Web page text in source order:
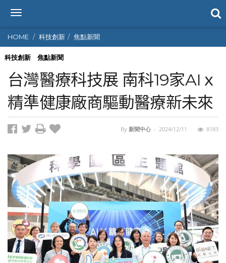
T
g
g
l
n
a
v
i
g
o
n
HOME 科技創新 焦點新聞
科技創新 焦點新聞
台灣醫療科技展 南科19家AIｘ
精準健康廠商驅動醫療新未來
By 新聞中心 - 2024/12/11 8183